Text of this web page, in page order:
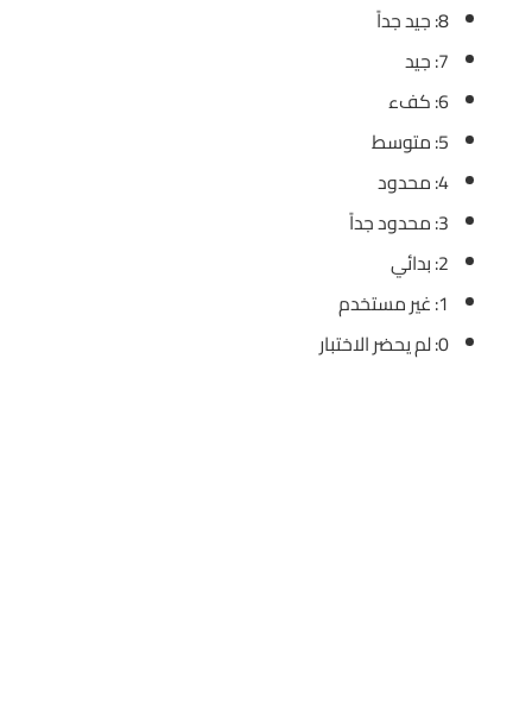
8: جيد جداً
7: جيد
6: كفء
5: متوسط
4: محدود
3: محدود جداً
2: بدائي
1: غير مستخدم
0: لم يحضر الاختبار